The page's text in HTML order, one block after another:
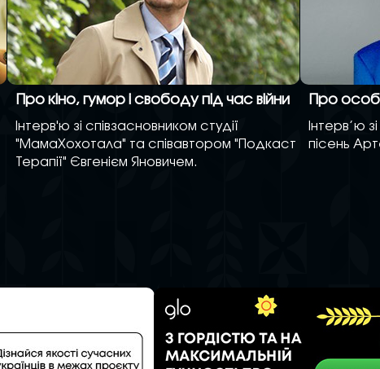
Про кіно, гумор і свободу під час війни
Інтерв'ю зі співзасновником студії
"МамаХохотала" та співавтором "Подкаст
Терапії" Євгенієм Яновичем.
Про
Інтерв’ю
пісень